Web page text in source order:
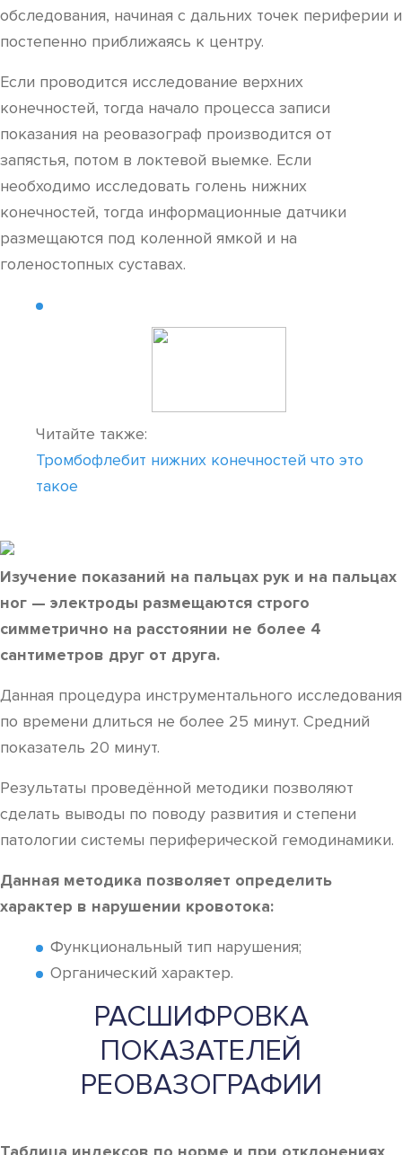
обследования, начиная с дальних точек периферии и
постепенно приближаясь к центру.
Если проводится исследование верхних
конечностей, тогда начало процесса записи
показания на реовазограф производится от
запястья, потом в локтевой выемке. Если
необходимо исследовать голень нижних
конечностей, тогда информационные датчики
размещаются под коленной ямкой и на
голеностопных суставах.
Читайте также:
Тромбофлебит нижних конечностей что это
такое
Изучение показаний на пальцах рук и на пальцах
ног — электроды размещаются строго
симметрично на расстоянии не более 4
сантиметров друг от друга.
Данная процедура инструментального исследования
по времени длиться не более 25 минут. Средний
показатель 20 минут.
Результаты проведённой методики позволяют
сделать выводы по поводу развития и степени
патологии системы периферической гемодинамики.
Данная методика позволяет определить
характер в нарушении кровотока:
Функциональный тип нарушения;
Органический характер.
РАСШИФРОВКА
ПОКАЗАТЕЛЕЙ
РЕОВАЗОГРАФИИ